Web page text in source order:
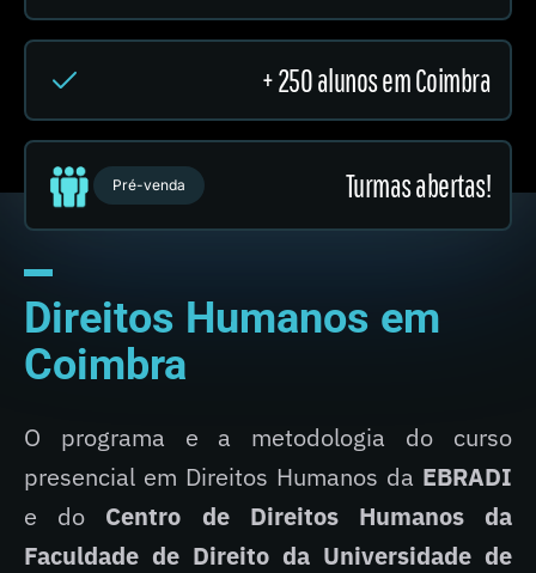
+ 250 alunos em Coimbra
Pré-venda Turmas abertas!
Direitos Humanos em
Coimbra
O programa e a metodologia do curso
presencial em Direitos Humanos da EBRADI
e do Centro de Direitos Humanos da
Faculdade de Direito da Universidade de